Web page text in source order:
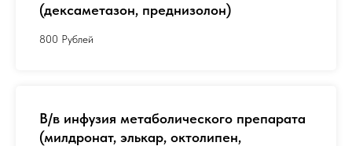
(дексаметазон, преднизолон)
800 Рублей
В/в инфузия метаболического препарата
(милдронат, элькар, октолипен,